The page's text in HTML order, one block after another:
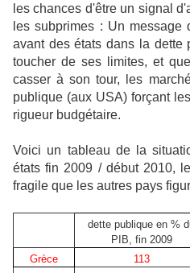
les chances d'être un signal
les subprimes : Un
avant des états dans la
toucher de ses limites, et
casser à son tour, les
publique (aux USA) forçant
rigueur budgétaire.
Voici un tableau de la
états fin 2009 / début 2010,
fragile que les autres pays
dette publique en %
PIB, fin 2009
Grèce
113